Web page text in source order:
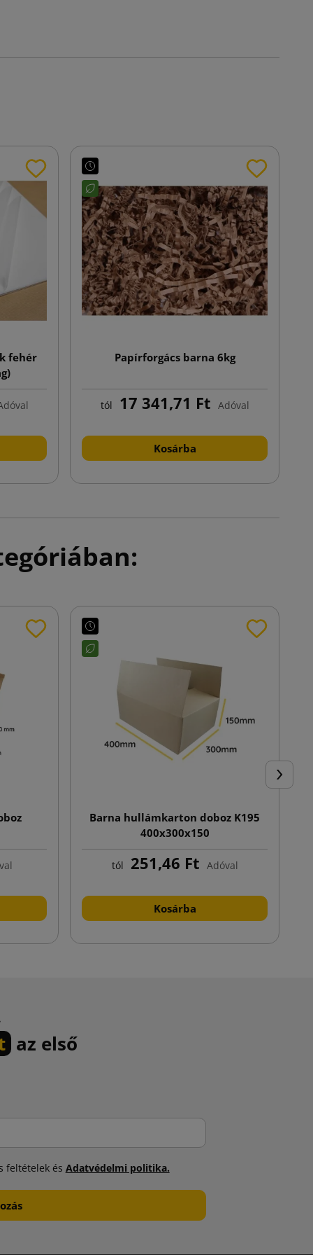
fehér
Papírforgács barna 6kg
tól 17 341,71 Ft Adóval
Kosárba
Barna hullámkarton doboz K195
400x300x150
tól 251,46 Ft Adóval
Kosárba
az első
feltételek és Adatvédelmi politika.